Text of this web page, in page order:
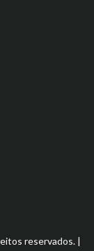
reservados. |